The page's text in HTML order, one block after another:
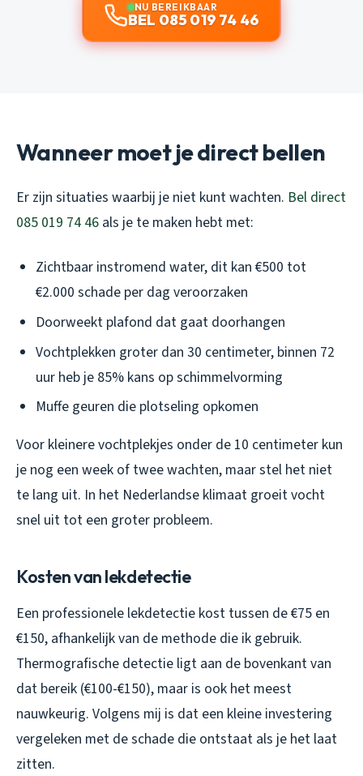
NU BEREIKBAAR
BEL 085 019 74 46
Wanneer moet je direct bellen
Er zijn situaties waarbij je niet kunt wachten. Bel direct
085 019 74 46 als je te maken hebt met:
Zichtbaar instromend water, dit kan €500 tot
€2.000 schade per dag veroorzaken
Doorweekt plafond dat gaat doorhangen
Vochtplekken groter dan 30 centimeter, binnen 72
uur heb je 85% kans op schimmelvorming
Muffe geuren die plotseling opkomen
Voor kleinere vochtplekjes onder de 10 centimeter kun
je nog een week of twee wachten, maar stel het niet
te lang uit. In het Nederlandse klimaat groeit vocht
snel uit tot een groter probleem.
Kosten van lekdetectie
Een professionele lekdetectie kost tussen de €75 en
€150, afhankelijk van de methode die ik gebruik.
Thermografische detectie ligt aan de bovenkant van
dat bereik (€100-€150), maar is ook het meest
nauwkeurig. Volgens mij is dat een kleine investering
vergeleken met de schade die ontstaat als je het laat
zitten.